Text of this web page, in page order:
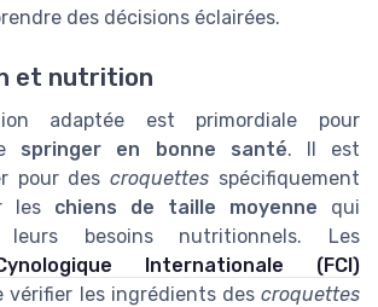
des décisions éclairées.
et nutrition
adaptée est primordiale pour
springer en bonne santé. Il est
pour descroquettes spécifiquement
les chiens de taille moyenne qui
besoins nutritionnels. Les
Internationale (FCI)
vérifier les ingrédients des croquettes